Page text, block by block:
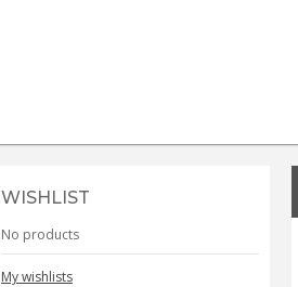
WISHLIST
No products
My wishlists